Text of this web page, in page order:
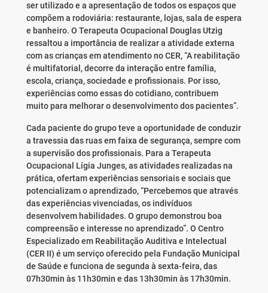
ser utilizado e a apresentação de todos os espaços que
compõem a rodoviária: restaurante, lojas, sala de espera
e banheiro. O Terapeuta Ocupacional Douglas Utzig
ressaltou a importância de realizar a atividade externa
com as crianças em atendimento no CER, “A reabilitação
é multifatorial, decorre da interação entre família,
escola, criança, sociedade e profissionais. Por isso,
experiências como essas do cotidiano, contribuem
muito para melhorar o desenvolvimento dos pacientes”.
Cada paciente do grupo teve a oportunidade de conduzir
a travessia das ruas em faixa de segurança, sempre com
a supervisão dos profissionais. Para a Terapeuta
Ocupacional Lígia Junges, as atividades realizadas na
prática, ofertam experiências sensoriais e sociais que
potencializam o aprendizado, “Percebemos que através
das experiências vivenciadas, os indivíduos
desenvolvem habilidades. O grupo demonstrou boa
compreensão e interesse no aprendizado”. O Centro
Especializado em Reabilitação Auditiva e Intelectual
(CER II) é um serviço oferecido pela Fundação Municipal
de Saúde e funciona de segunda à sexta-feira, das
07h30min às 11h30min e das 13h30min às 17h30min.